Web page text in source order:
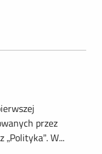
przez
W...